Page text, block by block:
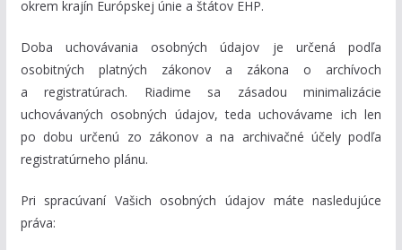
okrem krajín Európskej únie a štátov EHP.
Doba uchovávania osobných údajov je určená podľa
osobitných platných zákonov a zákona o archívoch
a registratúrach. Riadime sa zásadou minimalizácie
uchovávaných osobných údajov, teda uchovávame ich len
po dobu určenú zo zákonov a na archivačné účely podľa
registratúrneho plánu.
Pri spracúvaní Vašich osobných údajov máte nasledujúce
práva: